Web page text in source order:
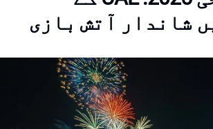
شاندار آتش بازی